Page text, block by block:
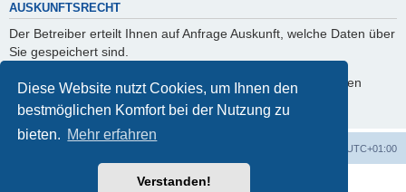
Diese Website nutzt Cookies, um Ihnen den
bestmöglichen Komfort bei der Nutzung zu
bieten. Mehr erfahren
Verstanden!
AUSKUNFTSRECHT
Der Betreiber erteilt Ihnen auf Anfrage Auskunft, welche Daten über
Sie gespeichert sind.
Sie können jederzeit die Löschung bzw. Sperrung Ihrer Daten
verlangen. Kontaktieren Sie hierzu bitte den Betreiber.
UTC+01:00
Powered byphpBB® Forum Software © phpBB Limited